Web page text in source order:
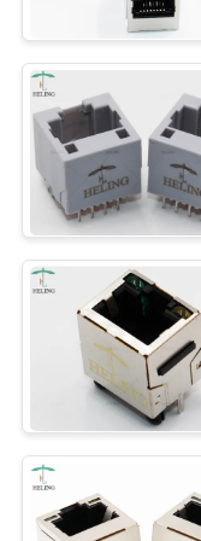
ΈΛΕΓΧΟΣ
ΜΑΣ
ΕΛΆΤΕ
ΣΕ
ΕΠΑΦΉ
ΜΕ
ΖΗΤΉΣΤΕ
ΑΠΌΣΠΑΣΜΑ
SITEMAP
μικρή
rj45
PCB